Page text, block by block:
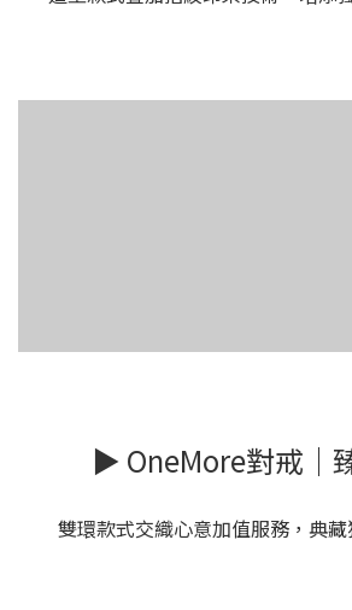
▶ OneMore對戒｜
雙環款式交織心意加值服務，典藏